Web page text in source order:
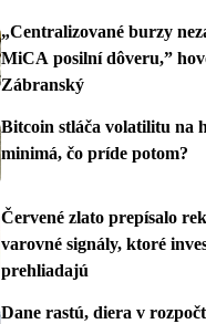
„Centralizované burzy
MiCA posilní dôveru,”
Zábranský
Bitcoin stláča volatilitu na
minimá, čo príde potom?
Červené zlato prepísalo
varovné signály, ktoré
prehliadajú
Dane rastú, diera v